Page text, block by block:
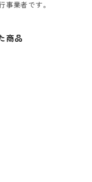
事業者です。
商品